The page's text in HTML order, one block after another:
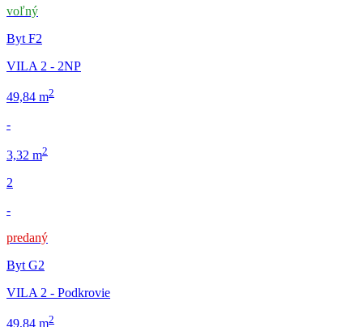
voľný
Byt F2
VILA 2 - 2NP
49,84 m2
-
3,32 m2
2
-
predaný
Byt G2
VILA 2 - Podkrovie
49,84 m2